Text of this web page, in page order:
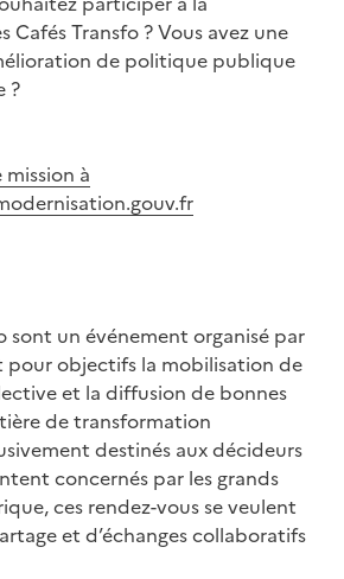
Cafés Transfo ? Vous avez une
de politique publique
?
à
sont un événement organisé par
pour objectifs la mobilisation de
et la diffusion de bonnes
de transformation
destinés aux décideurs
concernés par les grands
ces rendez-vous se veulent
et d’échanges collaboratifs